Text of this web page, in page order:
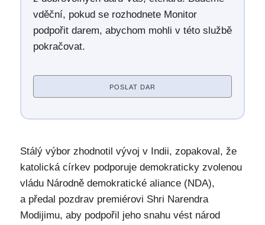
vděční, pokud se rozhodnete Monitor
podpořit darem, abychom mohli v této službě
pokračovat.
POSLAT DAR
Stálý výbor zhodnotil vývoj v Indii, zopakoval, že
katolická církev podporuje demokraticky zvolenou
vládu Národně demokratické aliance (NDA),
a předal pozdrav premiérovi Shri Narendra
Modijimu, aby podpořil jeho snahu vést národ